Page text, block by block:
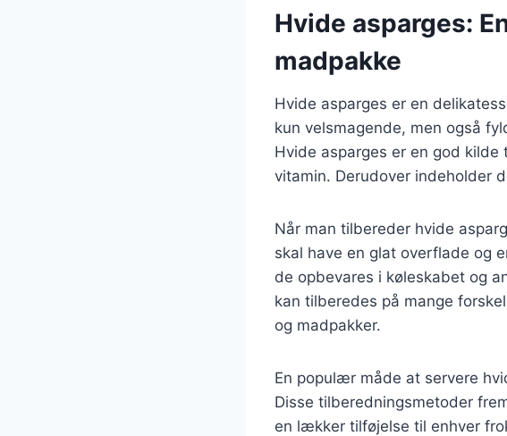
Hvide asparges:
madpakke
Hvide asparges er en
kun velsmagende, men også
Hvide asparges er en god
vitamin. Derudover indeholder
Når man tilbereder hvide
skal have en glat overflade og
de opbevares i køleskabet og
kan tilberedes på mange
og madpakker.
En populær måde at servere
Disse tilberedningsmetoder
en lækker tilføjelse til enhver